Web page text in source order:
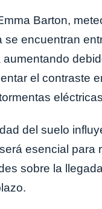
Barton,
encuentran
el contraste
del suelo
esencial
sobre la